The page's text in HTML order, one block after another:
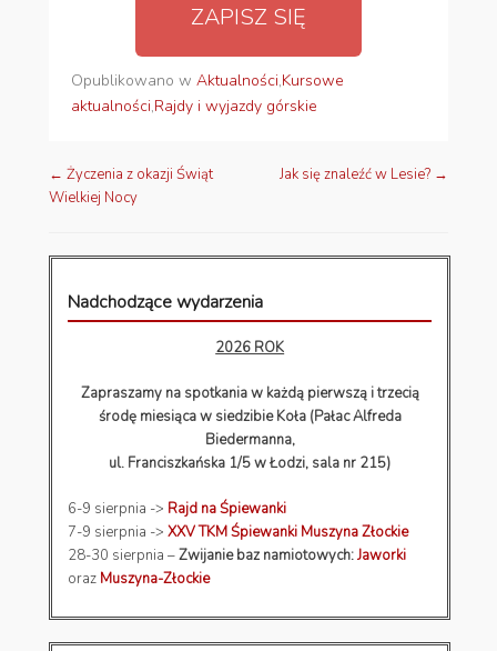
ZAPISZ SIĘ
Opublikowano w Aktualności,Kursowe
aktualności,Rajdy i wyjazdy górskie
Nawigacja wpisów
← Życzenia z okazji Świąt
Wielkiej Nocy
Jak się znaleźć w Lesie? →
Nadchodzące wydarzenia
2026 ROK
Zapraszamy na spotkania w każdą pierwszą i trzecią
środę miesiąca w siedzibie Koła (Pałac Alfreda
Biedermanna,
ul. Franciszkańska 1/5 w Łodzi, sala nr 215)
6-9 sierpnia -> Rajd na Śpiewanki
7-9 sierpnia ->XXV TKM Śpiewanki Muszyna Złockie
28-30 sierpnia –Zwijanie baz namiotowych:Jaworki
oraz Muszyna-Złockie